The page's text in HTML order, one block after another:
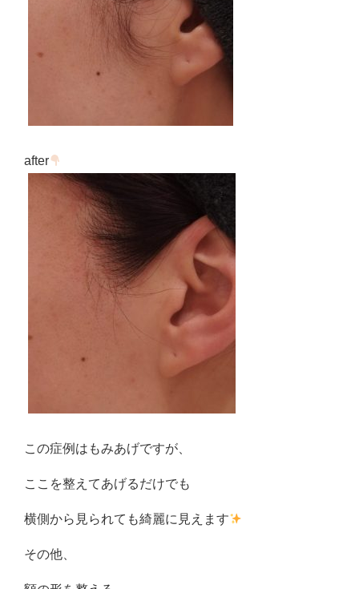
after
この症例はもみあげですが、
ここを整えてあげるだけでも
横側から見られても綺麗に見えます
その他、